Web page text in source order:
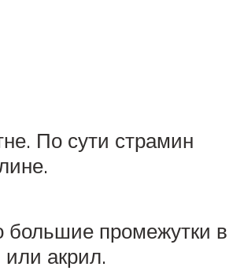
По сути страмин
большие промежутки в
или акрил.